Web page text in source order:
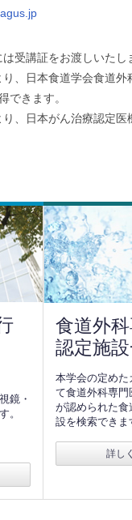
受講証をお渡しいたし
、日本食道学会食道
できます。
、日本がん治療認定医
鏡・
。
食道外
認定施
本学会の定めた
て食道外科専門
が認められた
設を検索できま
詳し